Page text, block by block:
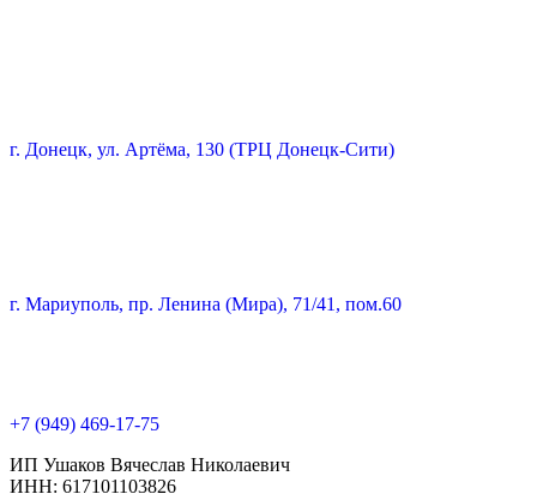
г. Донецк, ул. Артёма, 130 (ТРЦ Донецк-Сити)
г. Мариуполь, пр. Ленина (Мира), 71/41, пом.60
+7 (949) 469-17-75
ИП Ушаков Вячеслав Николаевич
ИНН: 617101103826